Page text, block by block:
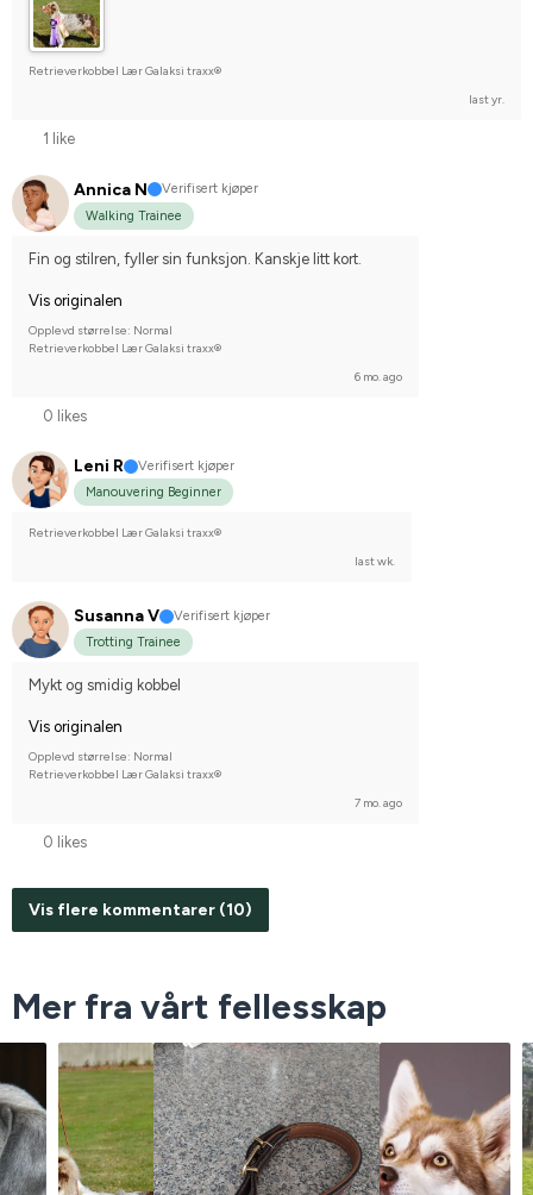
Retrieverkobbel Lær Galaksi traxx®
last yr.
1 like
Annica N
Verifisert kjøper
Walking Trainee
Fin og stilren, fyller sin funksjon. Kanskje litt kort.
Vis originalen
Opplevd størrelse: Normal
Retrieverkobbel Lær Galaksi traxx®
6 mo. ago
0 likes
Leni R
Verifisert kjøper
Manouvering Beginner
Retrieverkobbel Lær Galaksi traxx®
last wk.
Susanna V
Verifisert kjøper
Trotting Trainee
Mykt og smidig kobbel
Vis originalen
Opplevd størrelse: Normal
Retrieverkobbel Lær Galaksi traxx®
7 mo. ago
0 likes
Vis flere kommentarer (10)
Mer fra vårt fellesskap